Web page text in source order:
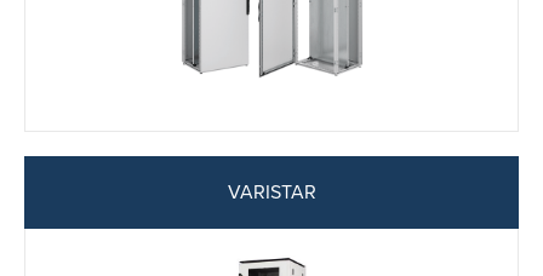
VARISTAR